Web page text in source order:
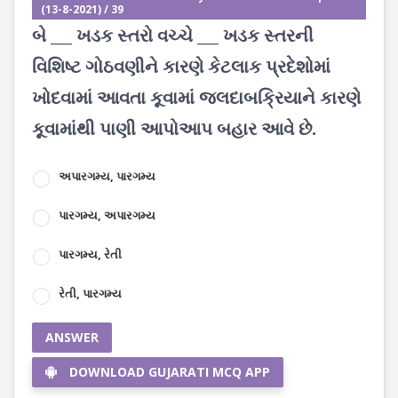
(13-8-2021) / 39
બે ___ ખડક સ્તરો વચ્ચે ___ ખડક સ્તરની
વિશિષ્ટ ગોઠવણીને કારણે કેટલાક પ્રદેશોમાં
ખોદવામાં આવતા કૂવામાં જલદાબક્રિયાને કારણે
કૂવામાંથી પાણી આપોઆપ બહાર આવે છે.
અપારગમ્ય, પારગમ્ય
પારગમ્ય, અપારગમ્ય
પારગમ્ય, રેતી
રેતી, પારગમ્ય
ANSWER
DOWNLOAD GUJARATI MCQ APP